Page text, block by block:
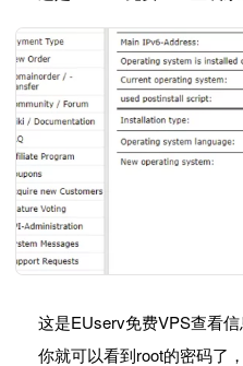
这是EUserv免费VPS查看
你就可以看到root的密码了